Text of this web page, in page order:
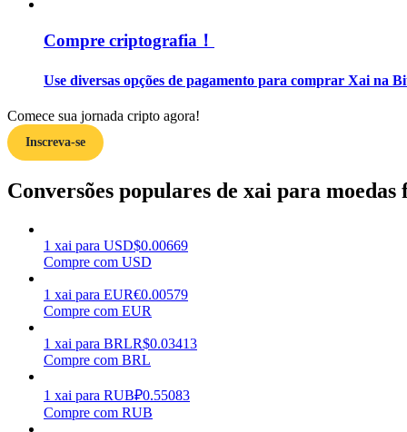
Guia
Estratégias de negociação
Aprenda como se manter lucrativo
Compre criptografia！
Use diversas opções de pagamento para comprar Xai na
Comece sua jornada cripto agora!
Inscreva-se
Conversões populares de xai para moedas
1 xai para USD$0.00669
Compre com USD
1 xai para EUR€0.00579
Compre com EUR
1 xai para BRLR$0.03413
Compre com BRL
1 xai para RUB₽0.55083
Compre com RUB